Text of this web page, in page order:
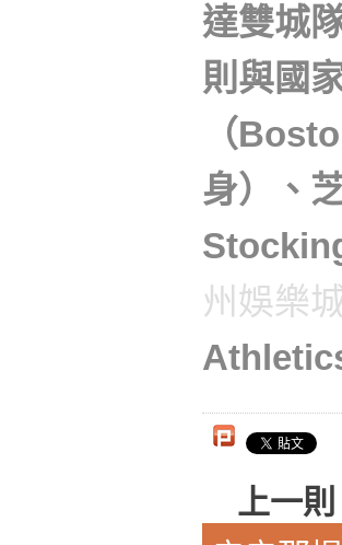
達雙城
則與國
（
身）、
州娛樂
上一則